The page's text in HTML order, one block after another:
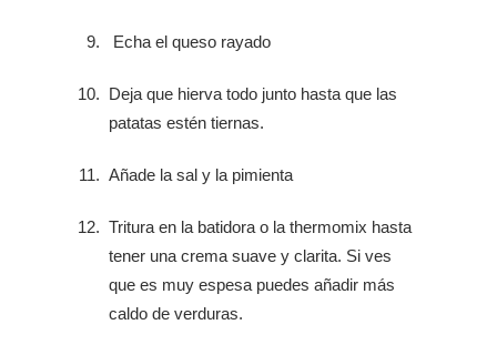
Echa el queso rayado
Deja que hierva todo junto hasta que las
patatas estén tiernas.
Añade la sal y la pimienta
Tritura en la batidora o la thermomix hasta
tener una crema suave y clarita. Si ves
que es muy espesa puedes añadir más
caldo de verduras.